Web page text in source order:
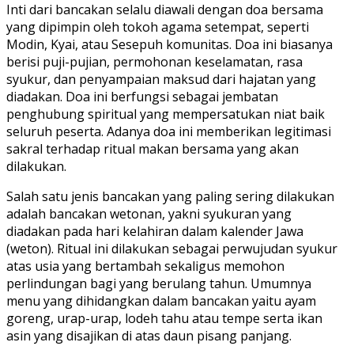
Inti dari bancakan selalu diawali dengan doa bersama
yang dipimpin oleh tokoh agama setempat, seperti
Modin, Kyai, atau Sesepuh komunitas. Doa ini biasanya
berisi puji-pujian, permohonan keselamatan, rasa
syukur, dan penyampaian maksud dari hajatan yang
diadakan. Doa ini berfungsi sebagai jembatan
penghubung spiritual yang mempersatukan niat baik
seluruh peserta. Adanya doa ini memberikan legitimasi
sakral terhadap ritual makan bersama yang akan
dilakukan.
Salah satu jenis bancakan yang paling sering dilakukan
adalah bancakan wetonan, yakni syukuran yang
diadakan pada hari kelahiran dalam kalender Jawa
(weton). Ritual ini dilakukan sebagai perwujudan syukur
atas usia yang bertambah sekaligus memohon
perlindungan bagi yang berulang tahun. Umumnya
menu yang dihidangkan dalam bancakan yaitu ayam
goreng, urap-urap, lodeh tahu atau tempe serta ikan
asin yang disajikan di atas daun pisang panjang.